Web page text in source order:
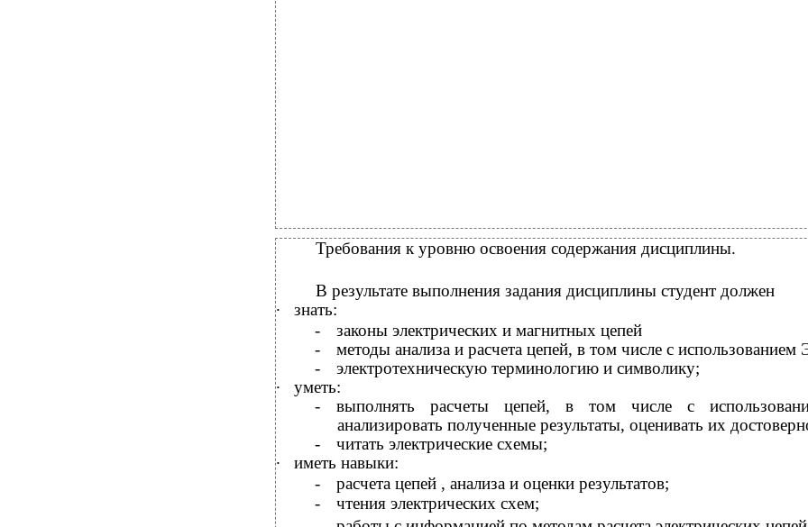
Требования к уровню освоения содержания дисциплины.
В результате выполнения задания дисциплины студент должен
∙
знать:
-
законы электрических и магнитных цепей
-
методы анализа и расчета цепей, в том числе с
-
электротехническую терминологию и символику;
∙
уметь:
-
выполнять расчеты цепей, в том числе с
анализировать полученные результаты, оценивать их
-
читать электрические схемы;
∙
иметь навыки:
-
расчета цепей , анализа и оценки результатов;
-
чтения электрических схем;